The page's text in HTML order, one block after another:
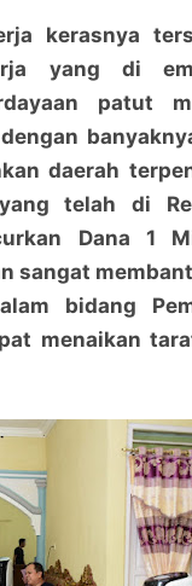
kerasnya
yang di
patut
daerah
telah di
Dana 1
sangat
bidang
menaikan